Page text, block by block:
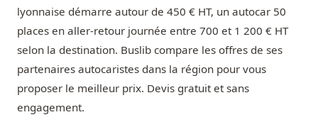
lyonnaise démarre autour de 450 € HT, un autocar 50
places en aller-retour journée entre 700 et 1 200 € HT
selon la destination. Buslib compare les offres de ses
partenaires autocaristes dans la région pour vous
proposer le meilleur prix. Devis gratuit et sans
engagement.